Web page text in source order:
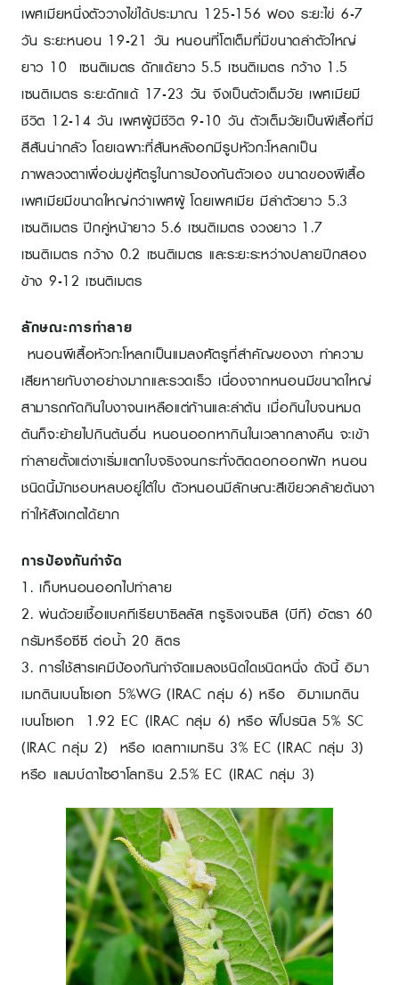
เพศเมียหนึ่งตัววางไข่ได้ประมาณ 125-156 ฟอง ระยะไข่ 6-7
วัน ระยะหนอน 19-21 วัน หนอนที่โตเต็มที่มีขนาดลำตัวใหญ่
ยาว 10 เซนติเมตร ดักแด้ยาว 5.5 เซนติเมตร กว้าง 1.5
เซนติเมตร ระยะดักแด้ 17-23 วัน จึงเป็นตัวเต็มวัย เพศเมียมี
ชีวิต 12-14 วัน เพศผู้มีชีวิต 9-10 วัน ตัวเต็มวัยเป็นผีเสื้อที่มี
สีสันน่ากลัว โดยเฉพาะที่สันหลังอกมีรูปหัวกะโหลกเป็น
ภาพลวงตาเพื่อข่มขู่ศัตรูในการป้องกันตัวเอง ขนาดของผีเสื้อ
เพศเมียมีขนาดใหญ่กว่าเพศผู้ โดยเพศเมีย มีลำตัวยาว 5.3
เซนติเมตร ปีกคู่หน้ายาว 5.6 เซนติเมตร งวงยาว 1.7
เซนติเมตร กว้าง 0.2 เซนติเมตร และระยะระหว่างปลายปีกสอง
ข้าง 9-12 เซนติเมตร
ลักษณะการทำลาย
หนอนผีเสื้อหัวกะโหลกเป็นแมลงศัตรูที่สําคัญของงา ทำความ
เสียหายกับงาอย่างมากและรวดเร็ว เนื่องจากหนอนมีขนาดใหญ่
สามารถกัดกินใบงาจนเหลือแต่ก้านและลำต้น เมื่อกินใบจนหมด
ต้นก็จะย้ายไปกินต้นอื่น หนอนออกหากินในเวลากลางคืน จะเข้า
ทำลายตั้งแต่งาเริ่มแตกใบจริงจนกระทั่งติดดอกออกฝัก หนอน
ชนิดนี้มักชอบหลบอยู่ใต้ใบ ตัวหนอนมีลักษณะสีเขียวคล้ายต้นงา
ทําให้สังเกตได้ยาก
การป้องกันกำจัด
1. เก็บหนอนออกไปทำลาย
2. พ่นด้วยเชื้อแบคทีเรียบาซิลลัส ทรูริงเจนซิส (บีที) อัตรา 60
กรัมหรือซีซี ต่อน้ำ 20 ลิตร
3. การใช้สารเคมีป้องกันกำจัดแมลงชนิดใดชนิดหนึ่ง ดังนี้ อิมา
เมกตินเบนโซเอท 5%WG (IRAC กลุ่ม 6) หรือ อิมาเมกติน
เบนโซเอท 1.92 EC (IRAC กลุ่ม 6) หรือ ฟิโปรนิล 5% SC
(IRAC กลุ่ม 2) หรือ เดลทาเมทริน 3% EC (IRAC กลุ่ม 3)
หรือ แลมบ์ดาไซฮาโลทริน 2.5% EC (IRAC กลุ่ม 3)